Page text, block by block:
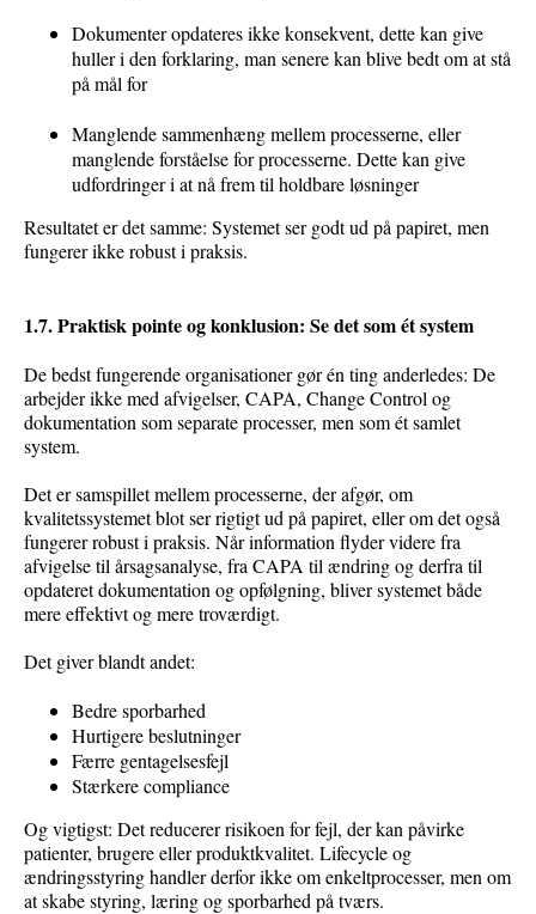
Dokumenter opdateres ikke konsekvent, dette kan give
huller i den forklaring, man senere kan blive bedt om at stå
på mål for
Manglende sammenhæng mellem processerne, eller
manglende forståelse for processerne. Dette kan give
udfordringer i at nå frem til holdbare løsninger
Resultatet er det samme: Systemet ser godt ud på papiret, men
fungerer ikke robust i praksis.
1.7. Praktisk pointe og konklusion: Se det som ét system
De bedst fungerende organisationer gør én ting anderledes: De
arbejder ikke med afvigelser, CAPA, Change Control og
dokumentation som separate processer, men som ét samlet
system.
Det er samspillet mellem processerne, der afgør, om
kvalitetssystemet blot ser rigtigt ud på papiret, eller om det også
fungerer robust i praksis. Når information flyder videre fra
afvigelse til årsagsanalyse, fra CAPA til ændring og derfra til
opdateret dokumentation og opfølgning, bliver systemet både
mere effektivt og mere troværdigt.
Det giver blandt andet:
Bedre sporbarhed
Hurtigere beslutninger
Færre gentagelsesfejl
Stærkere compliance
Og vigtigst: Det reducerer risikoen for fejl, der kan påvirke
patienter, brugere eller produktkvalitet. Lifecycle og
ændringsstyring handler derfor ikke om enkeltprocesser, men om
at skabe styring, læring og sporbarhed på tværs.